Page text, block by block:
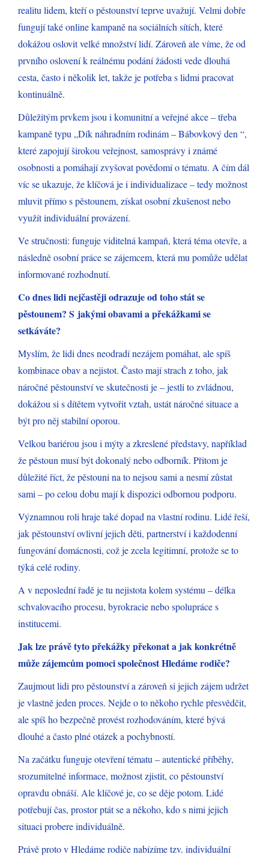
realitu lidem, kteří o pěstounství teprve uvažují. Velmi dobře
fungují také online kampaně na sociálních sítích, které
dokážou oslovit velké množství lidí. Zároveň ale víme, že od
prvního oslovení k reálnému podání žádosti vede dlouhá
cesta, často i několik let, takže je potřeba s lidmi pracovat
kontinuálně.
Důležitým prvkem jsou i komunitní a veřejné akce – třeba
kampaně typu „Dík náhradním rodinám – Bábovkový den “,
které zapojují širokou veřejnost, samosprávy i známé
osobnosti a pomáhají zvyšovat povědomí o tématu. A čím dál
víc se ukazuje, že klíčová je i individualizace – tedy možnost
mluvit přímo s pěstounem, získat osobní zkušenost nebo
využít individuální provázení.
Ve stručnosti: funguje viditelná kampaň, která téma otevře, a
následně osobní práce se zájemcem, která mu pomůže udělat
informované rozhodnutí.
Co dnes lidi nejčastěji odrazuje od toho stát se
pěstounem? S jakými obavami a překážkami se
setkáváte?
Myslím, že lidi dnes neodradí nezájem pomáhat, ale spíš
kombinace obav a nejistot. Často mají strach z toho, jak
náročné pěstounství ve skutečnosti je – jestli to zvládnou,
dokážou si s dítětem vytvořit vztah, ustát náročné situace a
být pro něj stabilní oporou.
Velkou bariérou jsou i mýty a zkreslené představy, například
že pěstoun musí být dokonalý nebo odborník. Přitom je
důležité říct, že pěstouni na to nejsou sami a nesmí zůstat
sami – po celou dobu mají k dispozici odbornou podporu.
Významnou roli hraje také dopad na vlastní rodinu. Lidé řeší,
jak pěstounství ovlivní jejich děti, partnerství i každodenní
fungování domácnosti, což je zcela legitimní, protože se to
týká celé rodiny.
A v neposlední řadě je tu nejistota kolem systému – délka
schvalovacího procesu, byrokracie nebo spolupráce s
institucemi.
Jak lze právě tyto překážky překonat a jak konkrétně
může zájemcům pomoci společnost Hledáme rodiče?
Zaujmout lidi pro pěstounství a zároveň si jejich zájem udržet
je vlastně jeden proces. Nejde o to někoho rychle přesvědčit,
ale spíš ho bezpečně provést rozhodováním, které bývá
dlouhé a často plné otázek a pochybností.
Na začátku funguje otevření tématu – autentické příběhy,
srozumitelné informace, možnost zjistit, co pěstounství
opravdu obnáší. Ale klíčové je, co se děje potom. Lidé
potřebují čas, prostor ptát se a někoho, kdo s nimi jejich
situaci probere individuálně.
Právě proto v Hledáme rodiče nabízíme tzv. individuální